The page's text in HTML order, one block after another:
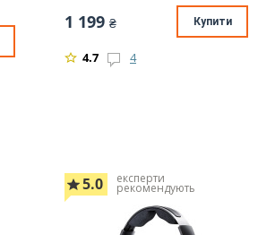
1 199 ₴ Купити
4.7 4
5.0 експерти
рекомендують